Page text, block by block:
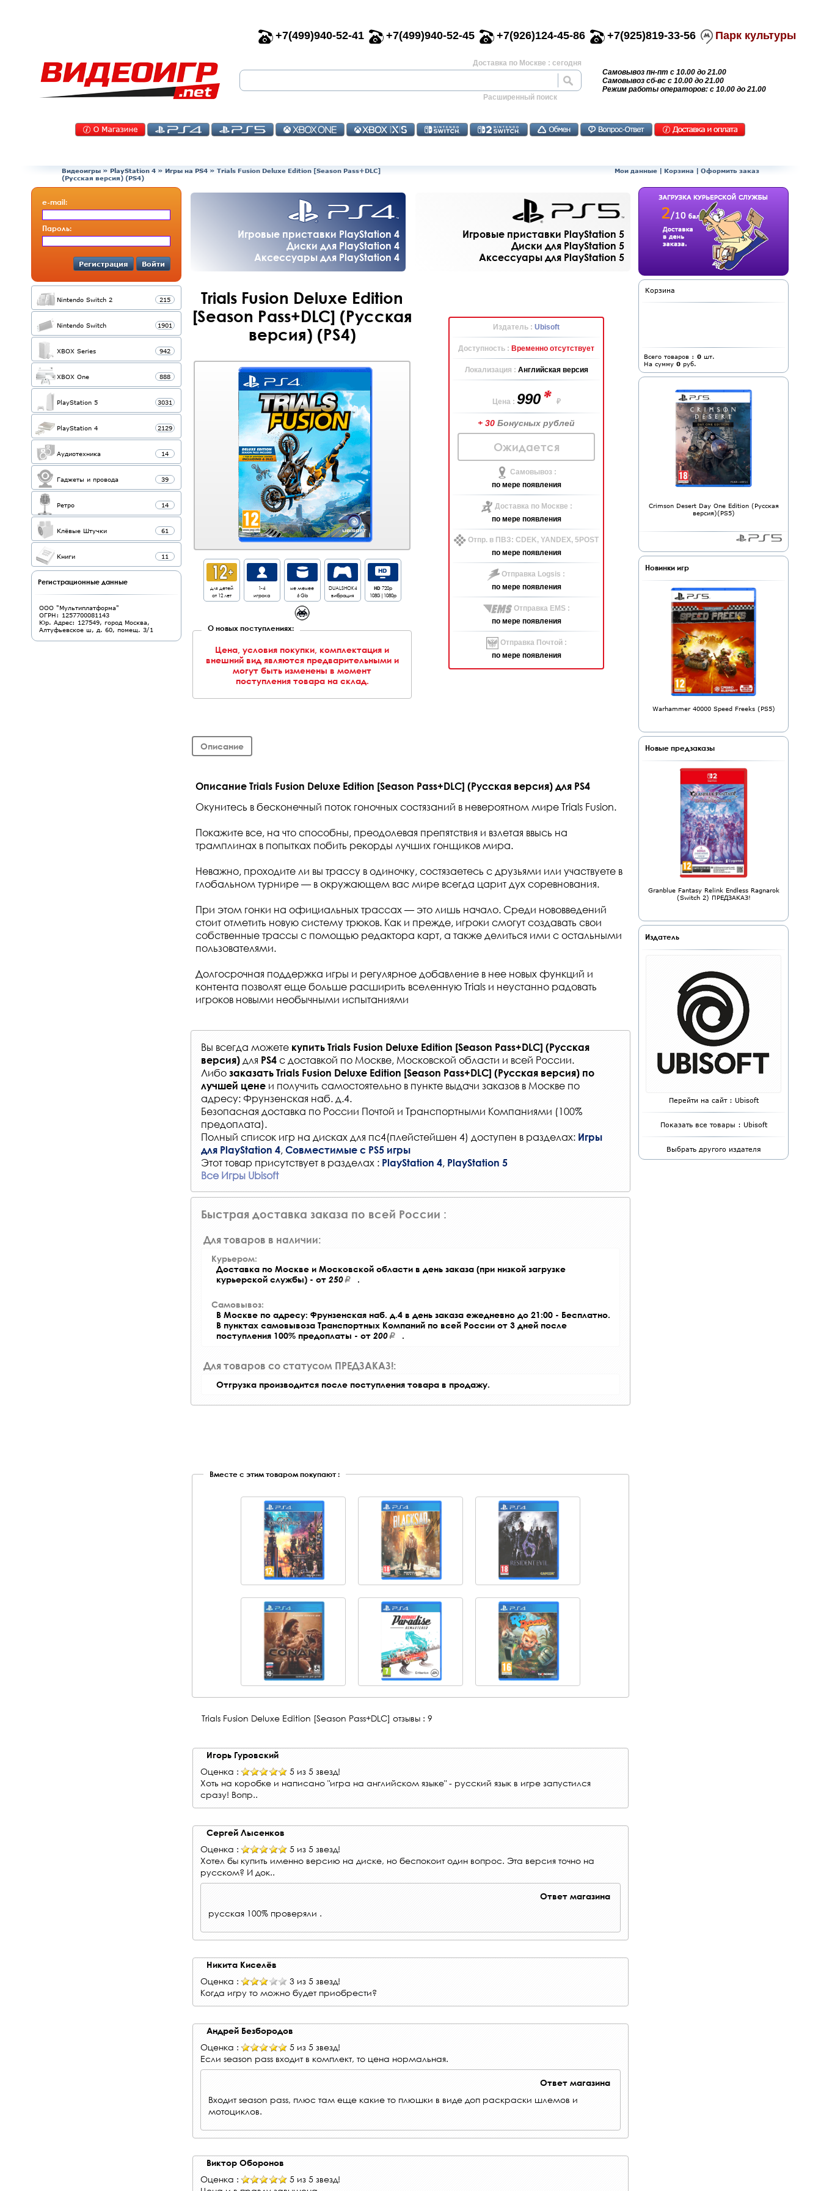
+7(499)940-52-41 +7(499)940-52-45 +7(926)124-45-86 +7(925)819-33-56 Парк культуры
Доставка по Москве : сегодня
Расширенный поиск
Самовывоз пн-пт с 10.00 до 21.00
Самовывоз сб-вс с 10.00 до 21.00
Режим работы операторов: с 10.00 до 21.00
Видеоигры » PlayStation 4 » Игры на PS4 » Trials Fusion Deluxe Edition [Season Pass+DLC]
(Русская версия) (PS4)
Мои данные | Корзина | Оформить заказ
e-mail:
Пароль:
Регистрация Войти
Nintendo Switch 2 215
Nintendo Switch 1901
XBOX Series 942
XBOX One 888
PlayStation 5 3031
PlayStation 4 2129
Аудиотехника 14
Гаджеты и провода 39
Ретро 14
Клёвые Штучки 61
Книги 11
Регистрационные данные
ООО "Мультиплатформа"
ОГРН: 1257700081143
Юр. Адрес: 127549, город Москва,
Алтуфьевское ш, д. 60, помещ. 3/1
Игровые приставки PlayStation 4
Диски для PlayStation 4
Аксессуары для PlayStation 4
Игровые приставки PlayStation 5
Диски для PlayStation 5
Аксессуары для PlayStation 5
Trials Fusion Deluxe Edition
[Season Pass+DLC] (Русская
версия) (PS4)
для детей
от 12 лет
1-4
игрока
не менее
6 Gb
DUALSHOK4
вибрация
HD720p
1080i|1080p
О новых поступлениях:
Цена, условия покупки, комплектация и
внешний вид являются предварительными и
могут быть изменены в момент
поступления товара на склад.
Издатель : Ubisoft
Доступность : Временно отсутствует
Локализация : Английская версия
Цена : 990* ₽
+ 30 Бонусных рублей
Ожидается
Самовывоз :
по мере появления
Доставка по Москве :
по мере появления
Отпр. в ПВЗ: CDEK, YANDEX, 5POST
по мере появления
Отправка Logsis :
по мере появления
Отправка EMS :
по мере появления
Отправка Почтой :
по мере появления
Описание
Описание Trials Fusion Deluxe Edition [Season Pass+DLC] (Русская версия) для PS4
Окунитесь в бесконечный поток гоночных состязаний в невероятном мире Trials Fusion.
Покажите все, на что способны, преодолевая препятствия и взлетая ввысь на
трамплинах в попытках побить рекорды лучших гонщиков мира.
Неважно, проходите ли вы трассу в одиночку, состязаетесь с друзьями или участвуете в
глобальном турнире — в окружающем вас мире всегда царит дух соревнования.
При этом гонки на официальных трассах — это лишь начало. Среди нововведений
стоит отметить новую систему трюков. Как и прежде, игроки смогут создавать свои
собственные трассы с помощью редактора карт, а также делиться ими с остальными
пользователями.
Долгосрочная поддержка игры и регулярное добавление в нее новых функций и
контента позволят еще больше расширить вселенную Trials и неустанно радовать
игроков новыми необычными испытаниями
Вы всегда можете купить Trials Fusion Deluxe Edition [Season Pass+DLC] (Русская
версия) для PS4 с доставкой по Москве, Московской области и всей России.
Либо заказать Trials Fusion Deluxe Edition [Season Pass+DLC] (Русская версия) по
лучшей цене и получить самостоятельно в пункте выдачи заказов в Москве по
адресу: Фрунзенская наб. д.4.
Безопасная доставка по России Почтой и Транспортными Компаниями (100%
предоплата).
Полный список игр на дисках для пс4(плейстейшен 4) доступен в разделах: Игры
для PlayStation 4, Совместимые с PS5 игры
Этот товар присутствует в разделах : PlayStation 4, PlayStation 5
Все Игры Ubisoft
Быстрая доставка заказа по всей России :
Для товаров в наличии:
Курьером:
Доставка по Москве и Московской области в день заказа (при низкой загрузке
курьерской службы) - от 250 .
Самовывоз:
В Москве по адресу: Фрунзенская наб. д.4 в день заказа ежедневно до 21:00 - Бесплатно.
В пунктах самовывоза Транспортных Компаний по всей России от 3 дней после
поступления 100% предоплаты - от 200 .
Для товаров со статусом ПРЕДЗАКАЗ!:
Отгрузка производится после поступления товара в продажу.
Вместе с этим товаром покупают :
Trials Fusion Deluxe Edition [Season Pass+DLC] отзывы : 9
Игорь Гуровский
Оценка :
5 из 5 звезд!
Хоть на коробке и написано "игра на английском языке" - русский язык в игре запустился
сразу! Вопр..
Сергей Лысенков
Оценка :
5 из 5 звезд!
Хотел бы купить именно версию на диске, но беспокоит один вопрос. Эта версия точно на
русском? И док..
Ответ магазина
русская 100% проверяли .
Никита Киселёв
Оценка :
3 из 5 звезд!
Когда игру то можно будет приобрести?
Андрей Безбородов
Оценка :
5 из 5 звезд!
Если season pass входит в комплект, то цена нормальная.
Ответ магазина
Входит season pass, плюс там еще какие то плюшки в виде доп раскраски шлемов и
мотоциклов.
Виктор Оборонов
Оценка :
5 из 5 звезд!
Корзина
Всего товаров : 0 шт.
На сумму 0 руб.
Crimson Desert Day One Edition (Русская
версия)(PS5)
Новинки игр
Warhammer 40000 Speed Freeks (PS5)
Новые предзаказы
Granblue Fantasy Relink Endless Ragnarok
(Switch 2) ПРЕДЗАКАЗ!
Издатель
Перейти на сайт : Ubisoft
Показать все товары : Ubisoft
Выбрать другого издателя